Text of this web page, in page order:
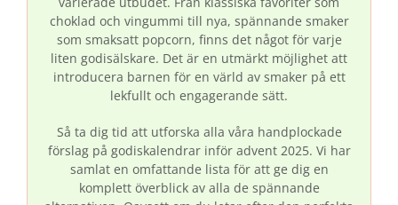
choklad och vingummi till nya, spännande smaker
som smaksatt popcorn, finns det något för varje
liten godisälskare. Det är en utmärkt möjlighet att
introducera barnen för en värld av smaker på ett
lekfullt och engagerande sätt.
Så ta dig tid att utforska alla våra handplockade
förslag på godiskalendrar inför advent 2025. Vi har
samlat en omfattande lista för att ge dig en
komplett överblick av alla de spännande